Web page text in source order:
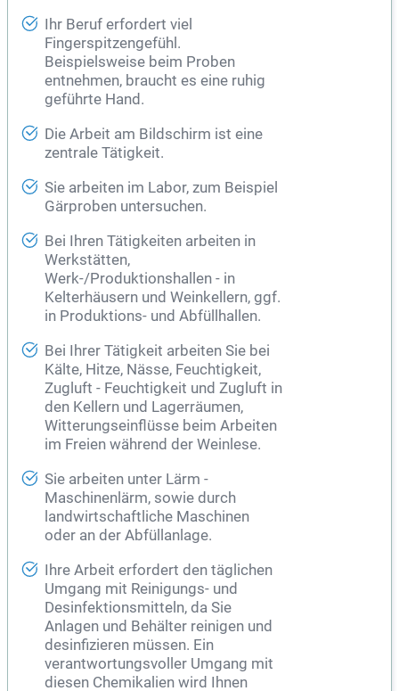
Ihr Beruf erfordert viel
Fingerspitzengefühl.
Beispielsweise beim Proben
entnehmen, braucht es eine ruhig
geführte Hand.
Die Arbeit am Bildschirm ist eine
zentrale Tätigkeit.
Sie arbeiten im Labor, zum Beispiel
Gärproben untersuchen.
Bei Ihren Tätigkeiten arbeiten in
Werkstätten,
Werk-/Produktionshallen - in
Kelterhäusern und Weinkellern, ggf.
in Produktions- und Abfüllhallen.
Bei Ihrer Tätigkeit arbeiten Sie bei
Kälte, Hitze, Nässe, Feuchtigkeit,
Zugluft - Feuchtigkeit und Zugluft in
den Kellern und Lagerräumen,
Witterungseinflüsse beim Arbeiten
im Freien während der Weinlese.
Sie arbeiten unter Lärm -
Maschinenlärm, sowie durch
landwirtschaftliche Maschinen
oder an der Abfüllanlage.
Ihre Arbeit erfordert den täglichen
Umgang mit Reinigungs- und
Desinfektionsmitteln, da Sie
Anlagen und Behälter reinigen und
desinfizieren müssen. Ein
verantwortungsvoller Umgang mit
diesen Chemikalien wird Ihnen